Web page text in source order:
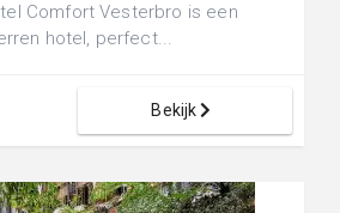
Comfort Vesterbro is een
hotel, perfect...
Bekijk